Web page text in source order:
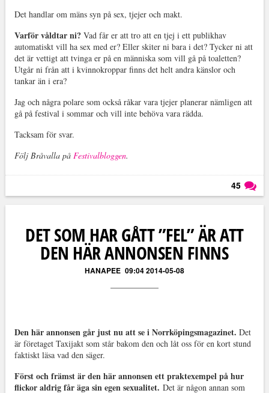
Det handlar om mäns syn på sex, tjejer och makt.
Varför våldtar ni? Vad får er att tro att en tjej i ett publikhav
automatiskt vill ha sex med er? Eller skiter ni bara i det? Tycker ni att
det är vettigt att tvinga er på en människa som vill gå på toaletten?
Utgår ni från att i kvinnokroppar finns det helt andra känslor och
tankar än i era?
Jag och några polare som också råkar vara tjejer planerar nämligen att
gå på festival i sommar och vill inte behöva vara rädda.
Tacksam för svar.
Följ Bråvalla på Festivalbloggen.
45
DET SOM HAR GÅTT ”FEL” ÄR ATT
DEN HÄR ANNONSEN FINNS
HANAPEE 09:04 2014-05-08
Den här annonsen går just nu att se i Norrköpingsmagazinet. Det
är företaget Taxijakt som står bakom den och låt oss för en kort stund
faktiskt läsa vad den säger.
Först och främst är den här annonsen ett praktexempel på hur
flickor aldrig får äga sin egen sexualitet. Det är någon annan som